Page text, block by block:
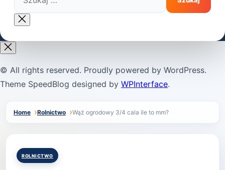
Close
search
© All rights reserved. Proudly powered by WordPress.
Theme SpeedBlog designed by WPInterface.
Home Rolnictwo Wąż ogrodowy 3/4 cala ile to mm?
Posted
ROLNICTWO